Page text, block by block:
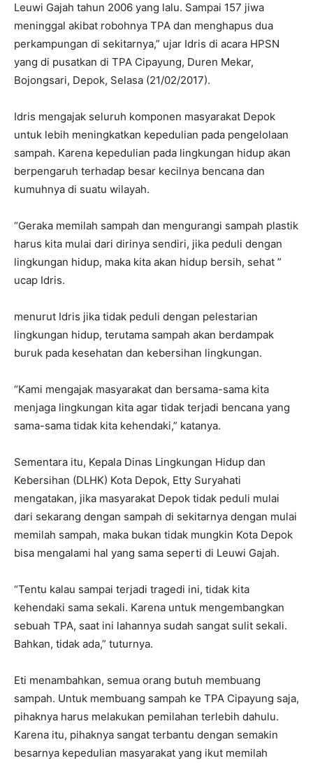
Leuwi Gajah tahun 2006 yang lalu. Sampai 157 jiwa
meninggal akibat robohnya TPA dan menghapus dua
perkampungan di sekitarnya,” ujar Idris di acara HPSN
yang di pusatkan di TPA Cipayung, Duren Mekar,
Bojongsari, Depok, Selasa (21/02/2017).
Idris mengajak seluruh komponen masyarakat Depok
untuk lebih meningkatkan kepedulian pada pengelolaan
sampah. Karena kepedulian pada lingkungan hidup akan
berpengaruh terhadap besar kecilnya bencana dan
kumuhnya di suatu wilayah.
“Geraka memilah sampah dan mengurangi sampah plastik
harus kita mulai dari dirinya sendiri, jika peduli dengan
lingkungan hidup, maka kita akan hidup bersih, sehat ”
ucap Idris.
menurut Idris jika tidak peduli dengan pelestarian
lingkungan hidup, terutama sampah akan berdampak
buruk pada kesehatan dan kebersihan lingkungan.
“Kami mengajak masyarakat dan bersama-sama kita
menjaga lingkungan kita agar tidak terjadi bencana yang
sama-sama tidak kita kehendaki,” katanya.
Sementara itu, Kepala Dinas Lingkungan Hidup dan
Kebersihan (DLHK) Kota Depok, Etty Suryahati
mengatakan, jika masyarakat Depok tidak peduli mulai
dari sekarang dengan sampah di sekitarnya dengan mulai
memilah sampah, maka bukan tidak mungkin Kota Depok
bisa mengalami hal yang sama seperti di Leuwi Gajah.
“Tentu kalau sampai terjadi tragedi ini, tidak kita
kehendaki sama sekali. Karena untuk mengembangkan
sebuah TPA, saat ini lahannya sudah sangat sulit sekali.
Bahkan, tidak ada,” tuturnya.
Eti menambahkan, semua orang butuh membuang
sampah. Untuk membuang sampah ke TPA Cipayung saja,
pihaknya harus melakukan pemilahan terlebih dahulu.
Karena itu, pihaknya sangat terbantu dengan semakin
besarnya kepedulian masyarakat yang ikut memilah